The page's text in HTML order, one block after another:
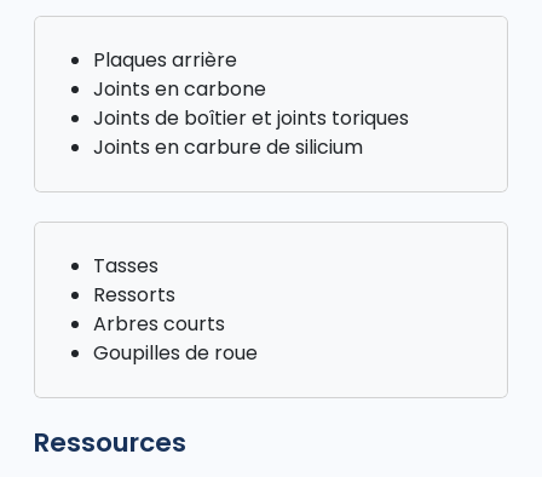
Plaques arrière
Joints en carbone
Joints de boîtier et joints toriques
Joints en carbure de silicium
Tasses
Ressorts
Arbres courts
Goupilles de roue
Ressources